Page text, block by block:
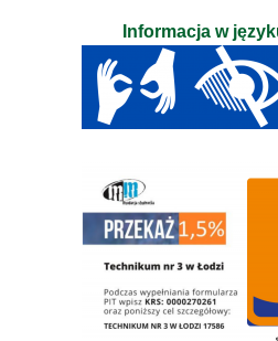
Informacja w